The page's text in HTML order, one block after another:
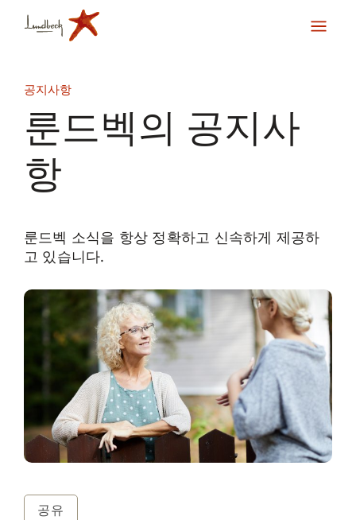
공유
공지사항
룬드벡의 공지사
항
룬드벡 소식을 항상 정확하고 신속하게 제공하
고 있습니다.